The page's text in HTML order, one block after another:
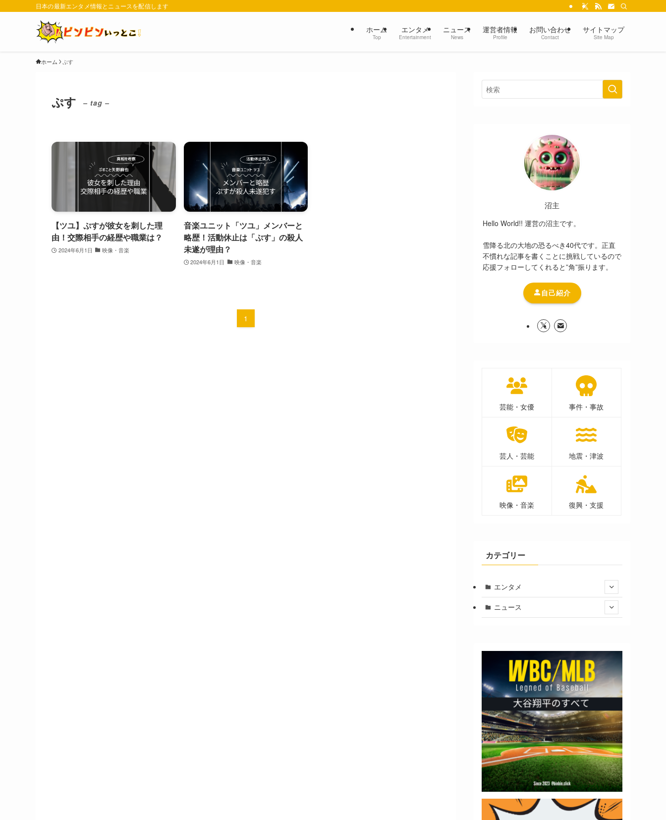
日本の最新エンタメ情報とニュースを配信します
ホーム
Top
エンタメ
Entertainment
ニュース
News
運営者情報
Profile
お問い合わせ
Contact
サイトマップ
Site Map
ホーム ぷす
ぷす – tag –
【ツユ】ぷすが彼女を刺した理
由！交際相手の経歴や職業は？
2024年6月1日 映像・音楽
音楽ユニット「ツユ」メンバーと
略歴！活動休止は「ぷす」の殺人
未遂が理由？
2024年6月1日 映像・音楽
1
沼主
Hello World!! 運営の沼主です。
雪降る北の大地の恐るべき40代です。正直
不慣れな記事を書くことに挑戦しているので
応援フォローしてくれると”角”振ります。
自己紹介
芸能・女優 事件・事故
芸人・芸能 地震・津波
映像・音楽 復興・支援
カテゴリー
エンタメ
ニュース